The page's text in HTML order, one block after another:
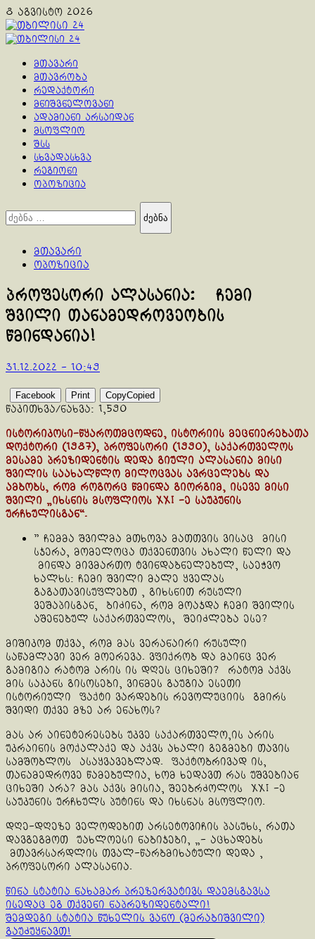
Skip
to
content
8 აგვისტო 2026
Primary
მთავარი
მთავრობა
რედაქტორი
მნიშვნელოვანი
ადამიანი არსაიდან
მსოფლიო
შსს
სხვადასხვა
რეგიონი
ოპოზიცია
ძებნა:
მთავარი
ოპოზიცია
პროფესორი ალასანია: ჩემი
შვილი თანამედროვეობის
წმინდანია!
31.12.2022 - 10:49
Facebook Print CopyCopied
წაკითხვა/ნახვა: 1,590
ისტორიკოსი-წყაროთმცოდნე, ისტორიის მეცნიერებათა
დოქტორი (1987), პროფესორი (1990), საქართველოს
მესამე პრეზიდენტის დედა გიული ალასანია მისი
შვილის საახალწლო მილოცვას ავრცელებს და
ამბობს, რომ როგორც წმინდა გიორგიმ, ისევე მისი
შვილი „იხსნის მსოფლიოს XXI -ე საუკუნის
ურჩხულისგან“.
” ჩემმა შვილმა მთხოვა მათთვის ვისაც მისი
სჯერა, მომელოცა თქვენთვის ახალი წელი და
მინდა მივმართო ტვინდაბნელებულ, საეჭვო
ხალხს: ჩემი შვილი მალე ყველას
გაგათავისუფლებთ , გიხსნით რუსული
ვეშაპისგან, ბიძინა, რომ მოაჯდა ჩემი შვილის
აშენებულ საქართველოს, შეიძლება ესე?
მიშიკომ თქვა, რომ მას ვერანაირი რუსული
საწამლავი ვერ მოერევა. ვფიქრობ და მაინც ვერ
გამიგია რატომ არის ის დღეს ციხეში? რატომ აქვს
მის საკანს გისოსები, ვინმეს გაუგია ესეთი
ისტორიული ფაქტი ვარდების რევოლუციის გმირს
შვიდი თქვე მზე არ ენახოს?
მას არ აინეტერესებს უკვე საქართველო,ის არის
უკრაინის მოქალაქე და აქვს ახალი გეგმები თავის
სამშობლოს ასაყვავებლად. ფაქტობრივად ის,
თანამედროვე წამებულია, ხომ ხედავთ რას უშვებიან
ციხეში არა? მას აქვს მისია, შეებრძოლოს XXI -ე
საუკუნის ურჩხულს პუტინს და იხსნას მსოფლიო.
დღე-დღეზე ველოდებით არსეტოვიჩის პასუხს, რათა
დავგეგმოთ უახლოესი ნაბიჯები, „- აცხადებს
მთავრსარდლის თვალ-წარბმიხატული დედა ,
პროფესორი ალასანია.
Continue
Reading
წინა სტატია ნახამარ პრეზერვატივს დაემსგავსა
ისედაც ეგ თქვენი ნაპრეზიდენტალი!
შემდეგი სტატია წუხელის ვანო (მერაბიშვილი)
გაუძუყნავთ!